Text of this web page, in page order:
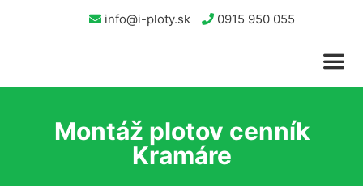
info@i-ploty.sk 0915 950 055
Montáž plotov cenník
Kramáre